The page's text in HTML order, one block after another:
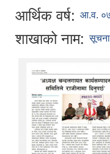
आर्थिक वर्ष: आ.व.
शाखाको नाम: सूचना